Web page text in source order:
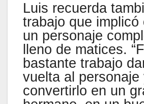
Luis recuerda
trabajo que implicó
un personaje
lleno de matices.
bastante trabajo
vuelta al personaje
convertirlo en un